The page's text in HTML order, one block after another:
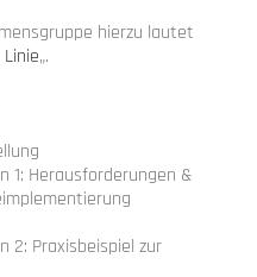
hierzu lautet
„.
1: Herausforderungen &
2: Praxisbeispiel zur